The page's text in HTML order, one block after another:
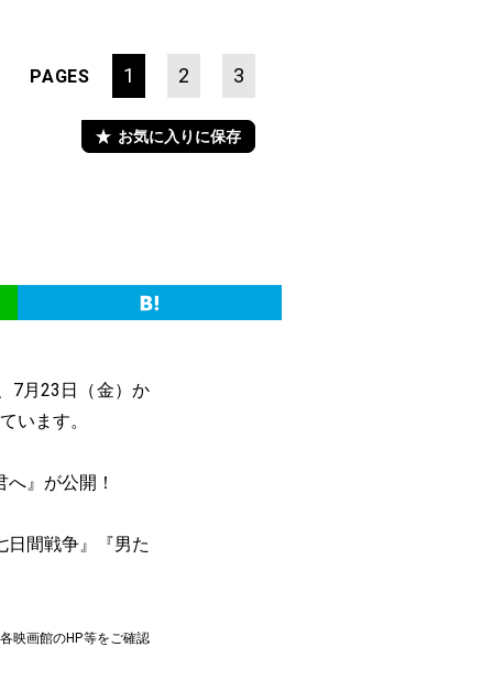
PAGES 1 2 3
お気に入りに保存
7月23日（金）か
います。
』が公開！
日間戦争』『男た
映画館のHP等をご確認